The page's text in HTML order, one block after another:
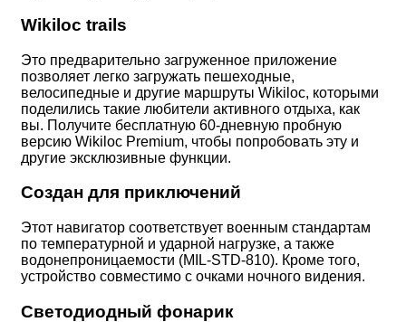
Wikiloc trails
Это предварительно загруженное приложение
позволяет легко загружать пешеходные,
велосипедные и другие маршруты Wikiloc, которыми
поделились такие любители активного отдыха, как
вы. Получите бесплатную 60-дневную пробную
версию Wikiloc Premium, чтобы попробовать эту и
другие эксклюзивные функции.
Создан для приключений
Этот навигатор соответствует военным стандартам
по температурной и ударной нагрузке, а также
водонепроницаемости (MIL-STD-810). Кроме того,
устройство совместимо с очками ночного видения.
Светодиодный фонарик